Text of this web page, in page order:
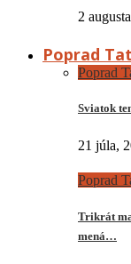
2
Poprad
Poprad
Sviatok
21 júla,
Poprad
Trikrát
mená…